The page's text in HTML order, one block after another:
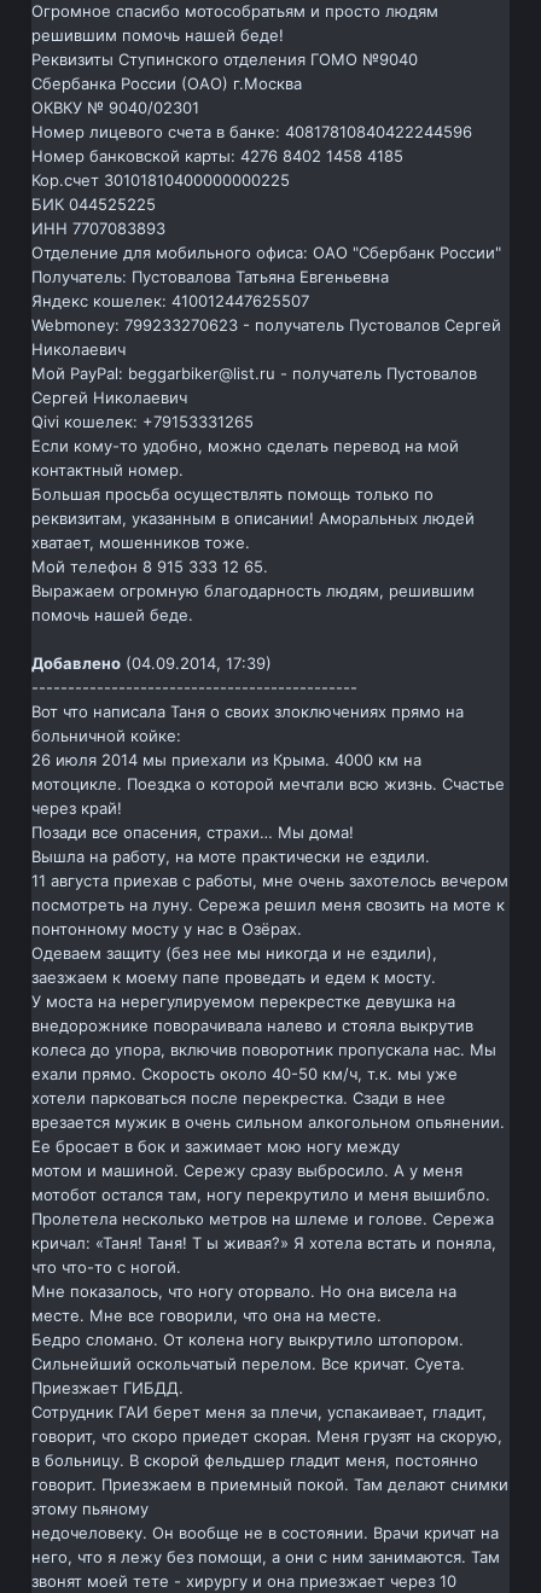
Огромное спасибо мотособратьям и просто людям
решившим помочь нашей беде!
Реквизиты Ступинского отделения ГОМО №9040
Сбербанка России (ОАО) г.Москва
ОКВКУ № 9040/02301
Номер лицевого счета в банке: 40817810840422244596
Номер банковской карты: 4276 8402 1458 4185
Кор.счет 30101810400000000225
БИК 044525225
ИНН 7707083893
Отделение для мобильного офиса: ОАО "Сбербанк России"
Получатель: Пустовалова Татьяна Евгеньевна
Яндекс кошелек: 410012447625507
Webmoney: 799233270623 - получатель Пустовалов Сергей
Николаевич
Мой PayPal: beggarbiker@list.ru - получатель Пустовалов
Сергей Николаевич
Qivi кошелек: +79153331265
Если кому-то удобно, можно сделать перевод на мой
контактный номер.
Большая просьба осуществлять помощь только по
реквизитам, указанным в описании! Аморальных людей
хватает, мошенников тоже.
Мой телефон 8 915 333 12 65.
Выражаем огромную благодарность людям, решившим
помочь нашей беде.
Добавлено (04.09.2014, 17:39)
---------------------------------------------
Вот что написала Таня о своих злоключениях прямо на
больничной койке:
26 июля 2014 мы приехали из Крыма. 4000 км на
мотоцикле. Поездка о которой мечтали всю жизнь. Счастье
через край!
Позади все опасения, страхи… Мы дома!
Вышла на работу, на моте практически не ездили.
11 августа приехав с работы, мне очень захотелось вечером
посмотреть на луну. Сережа решил меня свозить на моте к
понтонному мосту у нас в Озёрах.
Одеваем защиту (без нее мы никогда и не ездили),
заезжаем к моему папе проведать и едем к мосту.
У моста на нерегулируемом перекрестке девушка на
внедорожнике поворачивала налево и стояла выкрутив
колеса до упора, включив поворотник пропускала нас. Мы
ехали прямо. Скорость около 40-50 км/ч, т.к. мы уже
хотели парковаться после перекрестка. Сзади в нее
врезается мужик в очень сильном алкогольном опьянении.
Ее бросает в бок и зажимает мою ногу между
мотом и машиной. Сережу сразу выбросило. А у меня
мотобот остался там, ногу перекрутило и меня вышибло.
Пролетела несколько метров на шлеме и голове. Сережа
кричал: «Таня! Таня! Т ы живая?» Я хотела встать и поняла,
что что-то с ногой.
Мне показалось, что ногу оторвало. Но она висела на
месте. Мне все говорили, что она на месте.
Бедро сломано. От колена ногу выкрутило штопором.
Сильнейший оскольчатый перелом. Все кричат. Суета.
Приезжает ГИБДД.
Сотрудник ГАИ берет меня за плечи, успакаивает, гладит,
говорит, что скоро приедет скорая. Меня грузят на скорую,
в больницу. В скорой фельдшер гладит меня, постоянно
говорит. Приезжаем в приемный покой. Там делают снимки
этому пьяному
недочеловеку. Он вообще не в состоянии. Врачи кричат на
него, что я лежу без помощи, а они с ним занимаются. Там
звонят моей тете - хирургу и она приезжает через 10